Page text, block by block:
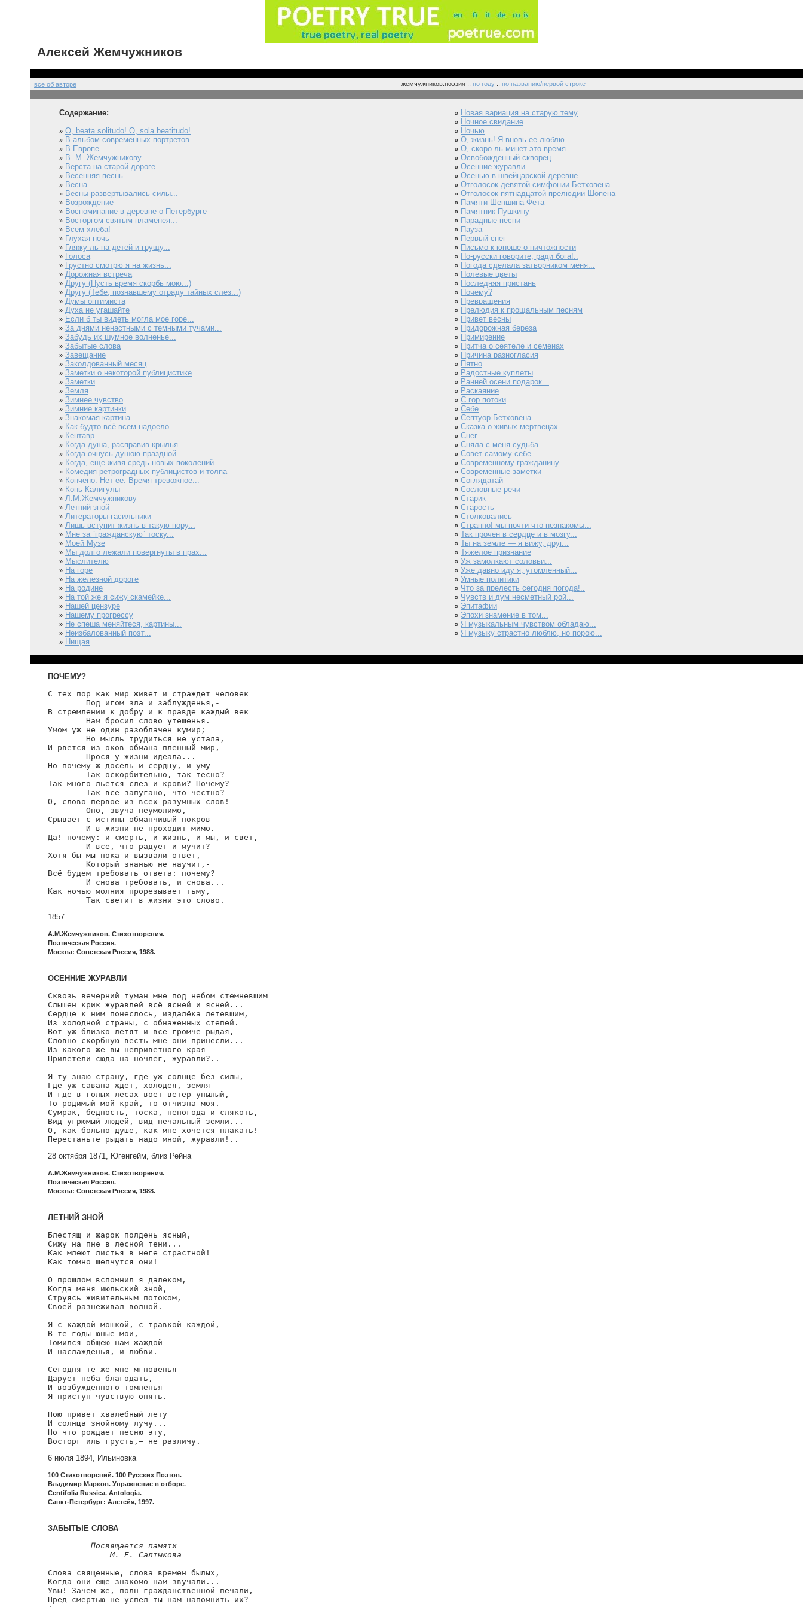
Алексей Жемчужников
все об авторе жемчужников.поэзия :: по году :: по названию/первой строке
Содержание:
» O, beata solitudo! O, sola beatitudo!
» В альбом современных портретов
» В Европе
» В. М. Жемчужникову
» Верста на старой дороге
» Весенняя песнь
» Весна
» Весны развертывались силы...
» Возрождение
» Воспоминание в деревне о Петербурге
» Восторгом святым пламенея...
» Всем хлеба!
» Глухая ночь
» Гляжу ль на детей и грущу...
» Голоса
» Грустно смотрю я на жизнь...
» Дорожная встреча
» Другу (Пусть время скорбь мою...)
» Другу (Тебе, познавшему отраду тайных слез...)
» Думы оптимиста
» Духа не угашайте
» Если б ты видеть могла мое горе...
» За днями ненастными с темными тучами...
» Забудь их шумное волненье...
» Забытые слова
» Завещание
» Заколдованный месяц
» Заметки о некоторой публицистике
» Заметки
» Земля
» Зимнее чувство
» Зимние картинки
» Знакомая картина
» Как будто всё всем надоело...
» Кентавр
» Когда душа, расправив крылья...
» Когда очнусь душою праздной...
» Когда, еще живя средь новых поколений...
» Комедия ретроградных публицистов и толпа
» Кончено. Нет ее. Время тревожное...
» Конь Калигулы
» Л.М.Жемчужникову
» Летний зной
» Литераторы-гасильники
» Лишь вступит жизнь в такую пору...
» Мне за `гражданскую` тоску...
» Моей Музе
» Мы долго лежали повергнуты в прах...
» Мыслителю
» На горе
» На железной дороге
» На родине
» На той же я сижу скамейке...
» Нашей цензуре
» Нашему прогрессу
» Не спеша меняйтеся, картины...
» Неизбалованный поэт...
» Нищая
» Новая вариация на старую тему
» Ночное свидание
» Ночью
» О, жизнь! Я вновь ее люблю...
» О, скоро ль минет это время...
» Освобожденный скворец
» Осенние журавли
» Осенью в швейцарской деревне
» Отголосок девятой симфонии Бетховена
» Отголосок пятнадцатой прелюдии Шопена
» Памяти Шеншина-Фета
» Памятник Пушкину
» Парадные песни
» Пауза
» Первый снег
» Письмо к юноше о ничтожности
» По-русски говорите, ради бога!..
» Погода сделала затворником меня...
» Полевые цветы
» Последняя пристань
» Почему?
» Превращения
» Прелюдия к прощальным песням
» Привет весны
» Придорожная береза
» Примирение
» Притча о сеятеле и семенах
» Причина разногласия
» Пятно
» Радостные куплеты
» Ранней осени подарок...
» Раскаяние
» С гор потоки
» Себе
» Септуор Бетховена
» Сказка о живых мертвецах
» Снег
» Сняла с меня судьба...
» Совет самому себе
» Современному гражданину
» Современные заметки
» Соглядатай
» Сословные речи
» Старик
» Старость
» Столковались
» Странно! мы почти что незнакомы...
» Так прочен в сердце и в мозгу...
» Ты на земле — я вижу, друг...
» Тяжелое признание
» Уж замолкают соловьи...
» Уже давно иду я, утомленный...
» Умные политики
» Что за прелесть сегодня погода!..
» Чувств и дум несметный рой...
» Эпитафии
» Эпохи знамение в том...
» Я музыкальным чувством обладаю...
» Я музыку страстно люблю, но порою...
ПОЧЕМУ?
С тех пор как мир живет и страждет человек
        Под игом зла и заблужденья,-
В стремлении к добру и к правде каждый век
        Нам бросил слово утешенья.
Умом уж не один разоблачен кумир;
        Но мысль трудиться не устала,
И рвется из оков обмана пленный мир,
        Прося у жизни идеала...
Но почему ж досель и сердцу, и уму
        Так оскорбительно, так тесно?
Так много льется слез и крови? Почему?
        Так всё запугано, что честно?
О, слово первое из всех разумных слов!
        Оно, звуча неумолимо,
Срывает с истины обманчивый покров
        И в жизни не проходит мимо.
Да! почему: и смерть, и жизнь, и мы, и свет,
        И всё, что радует и мучит?
Хотя бы мы пока и вызвали ответ,
        Который знанью не научит,-
Всё будем требовать ответа: почему?
        И снова требовать, и снова...
Как ночью молния прорезывает тьму,
        Так светит в жизни это слово.
1857
А.М.Жемчужников. Стихотворения.
Поэтическая Россия.
Москва: Советская Россия, 1988.
ОСЕННИЕ ЖУРАВЛИ
Сквозь вечерний туман мне под небом стемневшим
Слышен крик журавлей всё ясней и ясней...
Сердце к ним понеслось, издалёка летевшим,
Из холодной страны, с обнаженных степей.
Вот уж близко летят и все громче рыдая,
Словно скорбную весть мне они принесли...
Из какого же вы неприветного края
Прилетели сюда на ночлег, журавли?..
Я ту знаю страну, где уж солнце без силы,
Где уж савана ждет, холодея, земля
И где в голых лесах воет ветер унылый,-
То родимый мой край, то отчизна моя.
Сумрак, бедность, тоска, непогода и слякоть,
Вид угрюмый людей, вид печальный земли...
О, как больно душе, как мне хочется плакать!
Перестаньте рыдать надо мной, журавли!..
28 октября 1871, Югенгейм, близ Рейна
А.М.Жемчужников. Стихотворения.
Поэтическая Россия.
Москва: Советская Россия, 1988.
ЛЕТНИЙ ЗНОЙ
Блестящ и жарок полдень ясный,
Сижу на пне в лесной тени...
Как млеют листья в неге страстной!
Как томно шепчутся они!
О прошлом вспомнил я далеком,
Когда меня июльский зной,
Струясь живительным потоком,
Своей разнеживал волной.
Я с каждой мошкой, с травкой каждой,
В те годы юные мои,
Томился общею нам жаждой
И наслажденья, и любви.
Сегодня те же мне мгновенья
Дарует неба благодать,
И возбужденного томленья
Я приступ чувствую опять.
Пою привет хвалебный лету
И солнца знойному лучу...
Но что рождает песню эту,
Восторг иль грусть,— не различу.
6 июля 1894, Ильиновка
100 Стихотворений. 100 Русских Поэтов.
Владимир Марков. Упражнение в отборе.
Centifolia Russica. Antologia.
Санкт-Петербург: Алетейя, 1997.
ЗАБЫТЫЕ СЛОВА
Посвящается памяти
             М. Е. Салтыкова
Слова священные, слова времен былых,
Когда они еще знакомо нам звучали...
Увы! Зачем же, полн гражданственной печали,
Пред смертью не успел ты нам напомнить их?